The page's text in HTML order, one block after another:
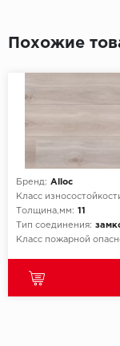
Похожие
Бренд: Alloc
Класс
Толщина,мм: 11
Тип соединения:
Класс пожарной